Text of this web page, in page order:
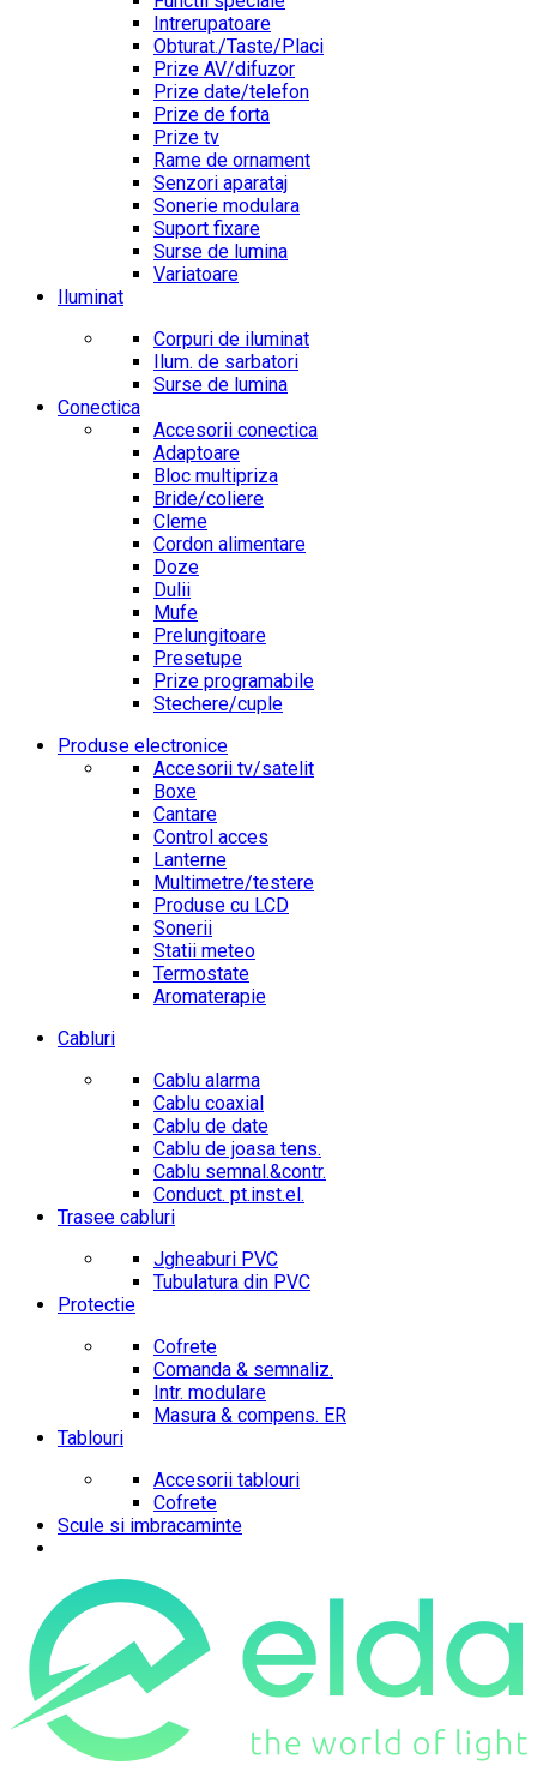
Intrerupatoare
Obturat./Taste/Placi
Prize AV/difuzor
Prize date/telefon
Prize de forta
Prize tv
Rame de ornament
Senzori aparataj
Sonerie modulara
Suport fixare
Surse de lumina
Variatoare
Iluminat
Corpuri de iluminat
Ilum. de sarbatori
Surse de lumina
Conectica
Accesorii conectica
Adaptoare
Bloc multipriza
Bride/coliere
Cleme
Cordon alimentare
Doze
Dulii
Mufe
Prelungitoare
Presetupe
Prize programabile
Stechere/cuple
Produse electronice
Accesorii tv/satelit
Boxe
Cantare
Control acces
Lanterne
Multimetre/testere
Produse cu LCD
Sonerii
Statii meteo
Termostate
Aromaterapie
Cabluri
Cablu alarma
Cablu coaxial
Cablu de date
Cablu de joasa tens.
Cablu semnal.&contr.
Conduct. pt.inst.el.
Trasee cabluri
Jgheaburi PVC
Tubulatura din PVC
Protectie
Cofrete
Comanda & semnaliz.
Intr. modulare
Masura & compens. ER
Tablouri
Accesorii tablouri
Cofrete
Scule si imbracaminte